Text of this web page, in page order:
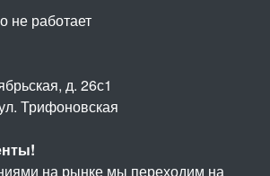
не работает
д. 26с1
Трифоновская
на рынке мы переходим на